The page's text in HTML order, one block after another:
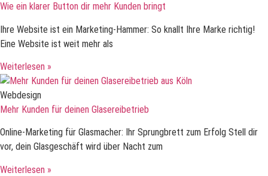
Wie ein klarer Button dir mehr Kunden bringt
Ihre Website ist ein Marketing-Hammer: So knallt Ihre Marke richtig!
Eine Website ist weit mehr als
Weiterlesen »
Webdesign
Mehr Kunden für deinen Glasereibetrieb
Online-Marketing für Glasmacher: Ihr Sprungbrett zum Erfolg Stell dir
vor, dein Glasgeschäft wird über Nacht zum
Weiterlesen »